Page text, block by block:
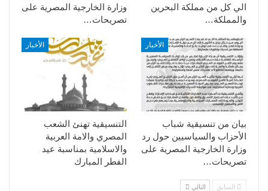
وزارة الخارجية المصرية على
تصريحات…
الي كل من مملكة البحرين
والمملكة…
الأخبار
التنسيقية تهنئ الشعب
المصري والامة العربية
والاسلامية بمناسبة عيد
الفطر المبارك
الأخبار
بيان من تنسيقية شباب
الأحزاب والسياسيين حول رد
وزارة الخارجية المصرية على
تصريحات…
السابق التالي